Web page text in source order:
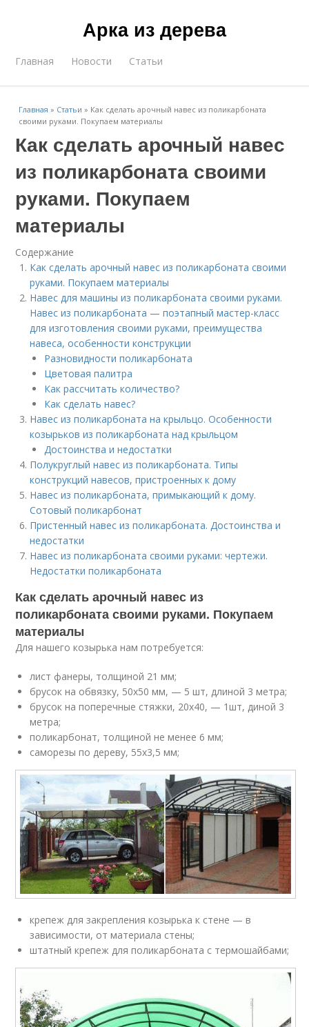
Арка из дерева
Главная Новости Статьи
Главная » Статьи » Как сделать арочный навес из поликарбоната
своими руками. Покупаем материалы
Как сделать арочный навес
из поликарбоната своими
руками. Покупаем
материалы
Содержание
Как сделать арочный навес из поликарбоната своими
руками. Покупаем материалы
Навес для машины из поликарбоната своими руками.
Навес из поликарбоната — поэтапный мастер-класс
для изготовления своими руками, преимущества
навеса, особенности конструкции
Разновидности поликарбоната
Цветовая палитра
Как рассчитать количество?
Как сделать навес?
Навес из поликарбоната на крыльцо. Особенности
козырьков из поликарбоната над крыльцом
Достоинства и недостатки
Полукруглый навес из поликарбоната. Типы
конструкций навесов, пристроенных к дому
Навес из поликарбоната, примыкающий к дому.
Сотовый поликарбонат
Пристенный навес из поликарбоната. Достоинства и
недостатки
Навес из поликарбоната своими руками: чертежи.
Недостатки поликарбоната
Как сделать арочный навес из
поликарбоната своими руками. Покупаем
материалы
Для нашего козырька нам потребуется:
лист фанеры, толщиной 21 мм;
брусок на обвязку, 50х50 мм, — 5 шт, длиной 3 метра;
брусок на поперечные стяжки, 20х40, — 1шт, диной 3
метра;
поликарбонат, толщиной не менее 6 мм;
саморезы по дереву, 55х3,5 мм;
крепеж для закрепления козырька к стене — в
зависимости, от материала стены;
штатный крепеж для поликарбоната с термошайбами;